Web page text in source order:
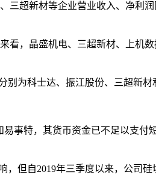
超新材等企业营业收入、净利
，晶盛机电、三超新材、上机
为科士达、振江股份、三超新材
特，其货币资金已不足以支付
但自2019年三季度以来，公司